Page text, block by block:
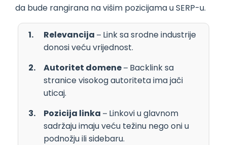
da bude rangirana na višim pozicijama u SERP-u.
Relevancija – Link sa srodne industrije
donosi veću vrijednost.
Autoritet domene– Backlink sa
stranice visokog autoriteta ima jači
uticaj.
Pozicija linka – Linkovi u glavnom
sadržaju imaju veću težinu nego oni u
podnožju ili sidebaru.